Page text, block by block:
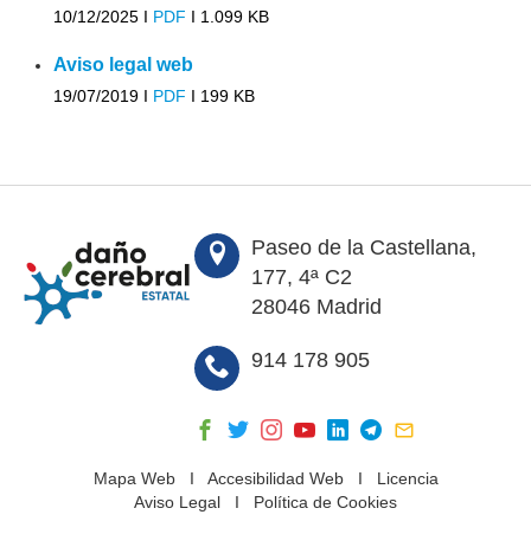
10/12/2025 I PDF I 1.099 KB
Aviso legal web
19/07/2019 I PDF I 199 KB
Paseo de la Castellana,
177, 4ª C2
28046 Madrid
914 178 905
Mapa WebI Accesibilidad WebI Licencia
Aviso Legal I Política de Cookies